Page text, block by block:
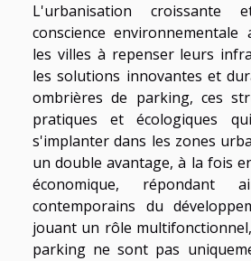
L'urbanisation
conscience environnementale
les villes à repenser leurs
les solutions innovantes et
ombrières de parking, ces
pratiques et écologiques
s'implanter dans les zones
un double avantage, à la fois
économique, répondant
contemporains du
jouant un rôle
parking ne sont pas